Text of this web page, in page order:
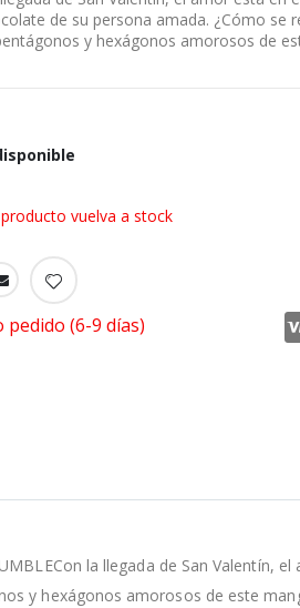
de su persona amada. ¿Cómo se
y hexágonos amorosos de
vuelva a stock
(6-9 días)
la llegada de San
y hexágonos amorosos de este